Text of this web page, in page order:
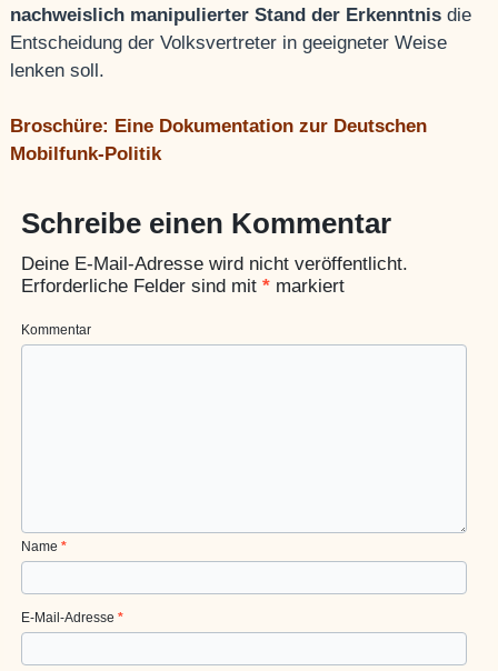
nachweislich manipulierter Stand der Erkenntnis die
Entscheidung der Volksvertreter in geeigneter Weise
lenken soll.
Broschüre: Eine Dokumentation zur Deutschen
Mobilfunk-Politik
Schreibe einen Kommentar
Deine E-Mail-Adresse wird nicht veröffentlicht.
Erforderliche Felder sind mit* markiert
Kommentar
Name*
E-Mail-Adresse*